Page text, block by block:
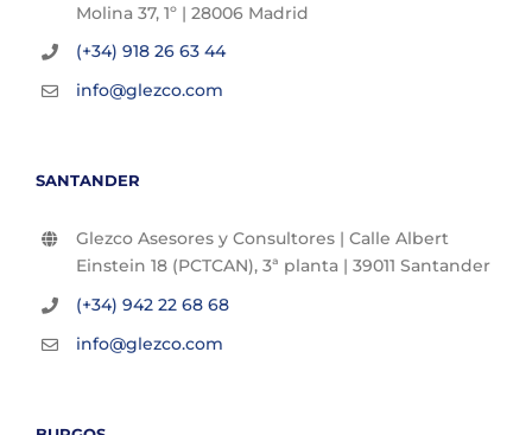
Molina 37, 1º | 28006 Madrid
(+34) 918 26 63 44
info@glezco.com
SANTANDER
Glezco Asesores y Consultores | Calle Albert
Einstein 18 (PCTCAN), 3ª planta | 39011 Santander
(+34) 942 22 68 68
info@glezco.com